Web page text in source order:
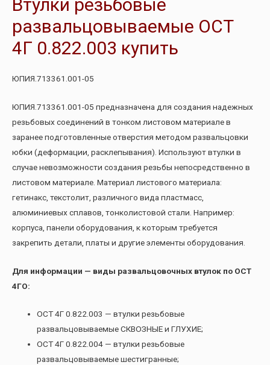
Втулки резьбовые
развальцовываемые ОСТ
4Г 0.822.003 купить
ЮПИЯ.713361.001-05
ЮПИЯ.713361.001-05 предназначена для создания надежных
резьбовых соединений в тонком листовом материале в
заранее подготовленные отверстия методом развальцовки
юбки (деформации, расклепывания). Используют втулки в
случае невозможности создания резьбы непосредственно в
листовом материале. Материал листового материала:
гетинакс, текстолит, различного вида пластмасс,
алюминиевых сплавов, тонколистовой стали. Например:
корпуса, панели оборудования, к которым требуется
закрепить детали, платы и другие элементы оборудования.
Для информации — виды развальцовочных втулок по ОСТ
4ГО:
ОСТ 4Г 0.822.003 — втулки резьбовые
развальцовываемые СКВОЗНЫЕ и ГЛУХИЕ;
ОСТ 4Г 0.822.004 — втулки резьбовые
развальцовываемые шестигранные;